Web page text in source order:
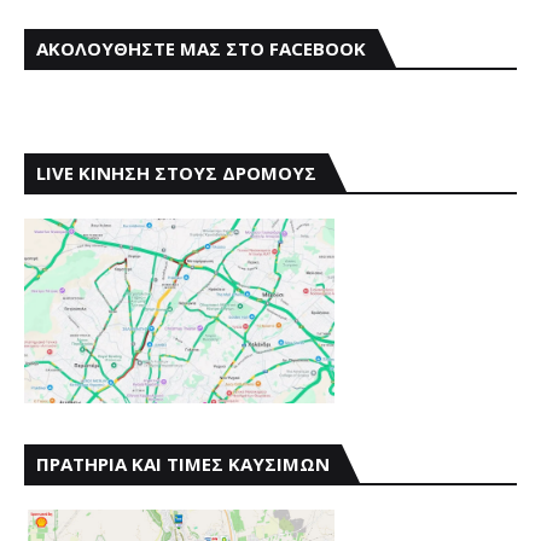
ΑΚΟΛΟΥΘΗΣΤΕ ΜΑΣ ΣΤΟ FACEBOOK
LIVE ΚΙΝΗΣΗ ΣΤΟΥΣ ΔΡΟΜΟΥΣ
ΠΡΑΤΗΡΙΑ ΚΑΙ ΤΙΜΕΣ ΚΑΥΣΙΜΩΝ